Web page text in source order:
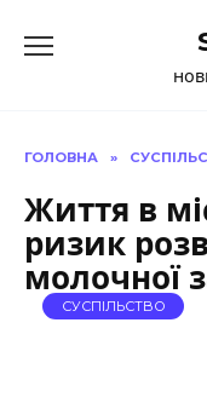
до
ГОЛОВНА »
Життя в
ризик
молочної
СУСПІЛЬСТВО